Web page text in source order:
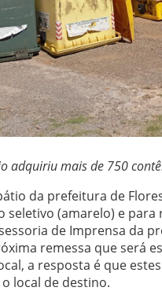
adquiriu mais de 750
da prefeitura de
seletivo (amarelo) e
de Imprensa da
remessa que será
a resposta é que
local de destino.